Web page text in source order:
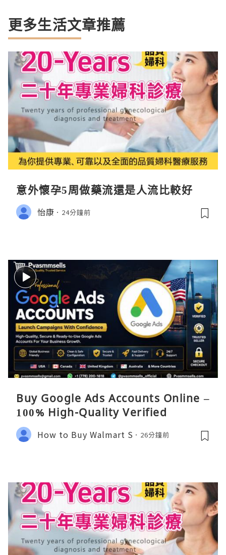
更多生活文章推薦
意外懷孕5周做藥流還是人流比較好
怡康 24分鐘前
Buy Google Ads Accounts Online –
100% High-Quality Verified
How to Buy Walmart S 26分鐘前